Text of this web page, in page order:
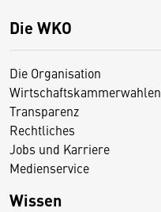
Die WKO
Die Organisation
Wirtschaftskammerwahlen
Transparenz
Rechtliches
Jobs und Karriere
Medienservice
Wissen